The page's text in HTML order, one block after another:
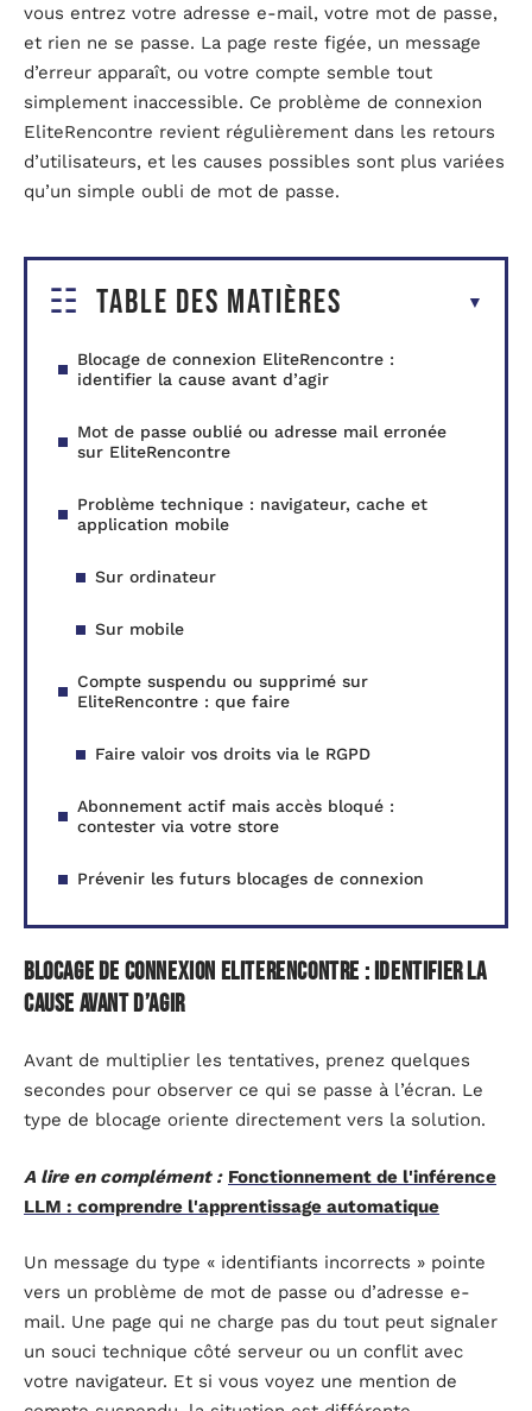
vous entrez votre adresse e-mail, votre mot de passe,
et rien ne se passe. La page reste figée, un message
d’erreur apparaît, ou votre compte semble tout
simplement inaccessible. Ce problème de connexion
EliteRencontre revient régulièrement dans les retours
d’utilisateurs, et les causes possibles sont plus variées
qu’un simple oubli de mot de passe.
Table des matières
Blocage de connexion EliteRencontre :
identifier la cause avant d’agir
Mot de passe oublié ou adresse mail erronée
sur EliteRencontre
Problème technique : navigateur, cache et
application mobile
Sur ordinateur
Sur mobile
Compte suspendu ou supprimé sur
EliteRencontre : que faire
Faire valoir vos droits via le RGPD
Abonnement actif mais accès bloqué :
contester via votre store
Prévenir les futurs blocages de connexion
Blocage de connexion EliteRencontre : identifier la
cause avant d’agir
Avant de multiplier les tentatives, prenez quelques
secondes pour observer ce qui se passe à l’écran. Le
type de blocage oriente directement vers la solution.
A lire en complément : Fonctionnement de l'inférence
LLM : comprendre l'apprentissage automatique
Un message du type « identifiants incorrects » pointe
vers un problème de mot de passe ou d’adresse e-
mail. Une page qui ne charge pas du tout peut signaler
un souci technique côté serveur ou un conflit avec
votre navigateur. Et si vous voyez une mention de